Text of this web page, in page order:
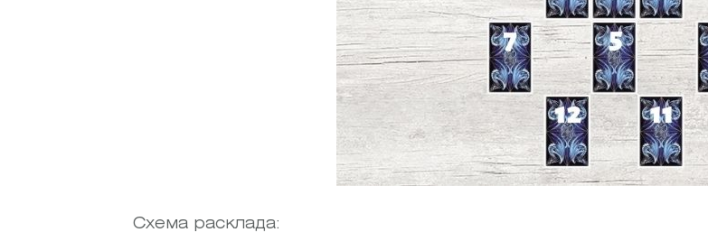
Схема расклада: